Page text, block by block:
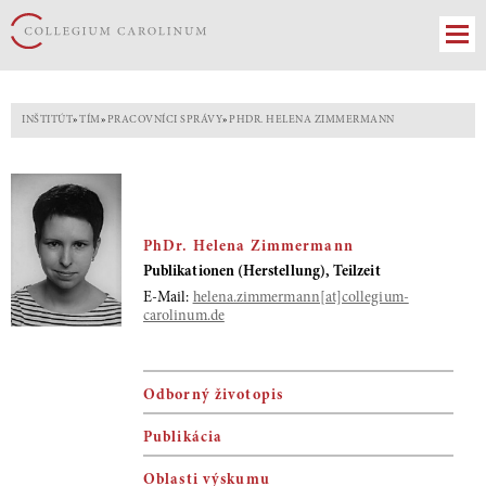
INŠTITÚT» TÍM» PRACOVNÍCI SPRÁVY» PHDR. HELENA ZIMMERMANN
PhDr. Helena Zimmermann
Publikationen (Herstellung), Teilzeit
E-Mail: helena.zimmermann[at]collegium-
carolinum.de
Odborný životopis
Publikácia
Oblasti výskumu